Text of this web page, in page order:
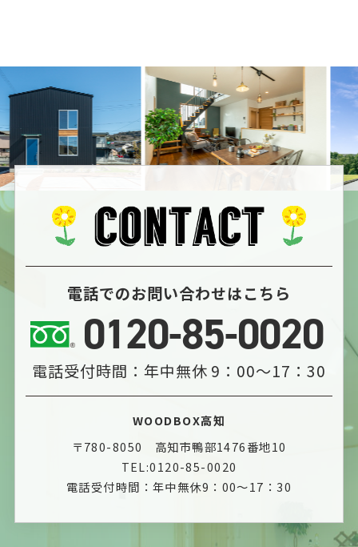
電話でのお問い合わせはこちら
0120-85-0020
電話受付時間：年中無休 9：00～17：30
WOODBOX高知
〒780-8050 高知市鴨部1476番地10
TEL:0120-85-0020
電話受付時間：年中無休9：00～17：30